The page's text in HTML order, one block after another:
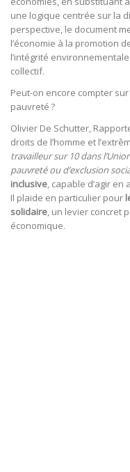
une logique centrée sur la
perspective, le document
l’économie à la promotion
l’intégrité
collectif.
Peut-on encore compter
pauvreté ?
Olivier De Schutter,
droits de l’homme et
travailleur sur 10 dans
pauvreté ou d’exclusion
inclusive, capable d’agir
Il plaide en particulier pour
solidaire, un levier concret
économique.